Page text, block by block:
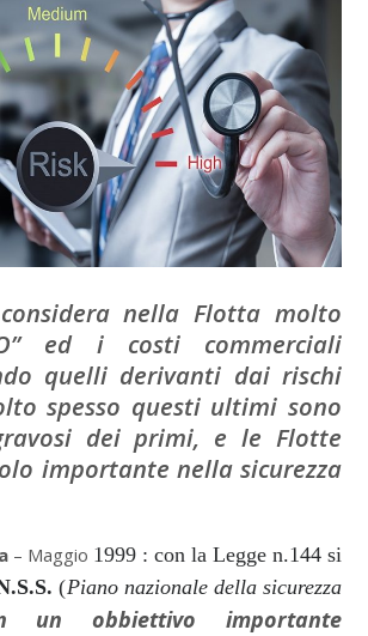
nella Flotta molto
ed i costi commerciali
quelli derivanti dai rischi
spesso questi ultimi sono
dei primi, e le Flotte
importante nella sicurezza
– Maggio 1999 : con la Legge n.144 si
(Piano nazionale della sicurezza
un obbiettivo importante